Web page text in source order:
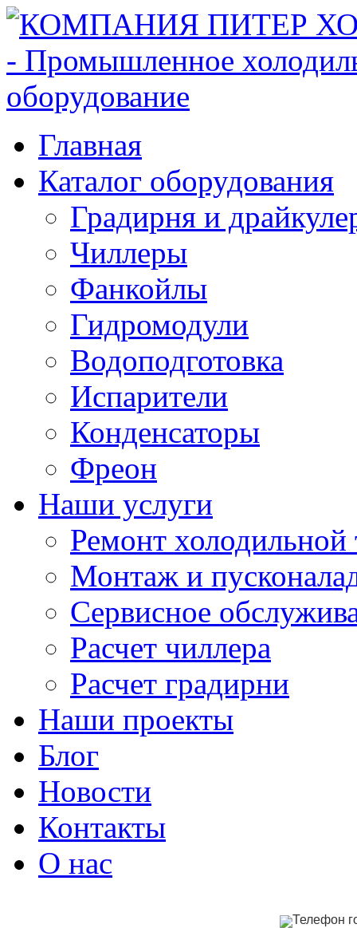
Главная
Каталог оборудования
Градирня и
Чиллеры
Фанкойлы
Гидромодули
Водоподготовка
Испарители
Конденсаторы
Фреон
Наши услуги
Ремонт холодильной
Монтаж и
Сервисное
Расчет чиллера
Расчет градирни
Наши проекты
Блог
Новости
Контакты
О нас
Телефон